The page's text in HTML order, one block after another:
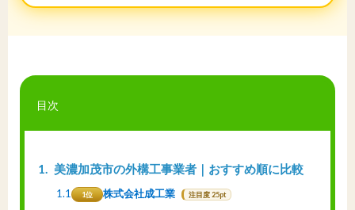
目次
1 美濃加茂市の外構工事業者｜おすすめ順に比較
1.1 1位 株式会社成工業 注目度 25pt